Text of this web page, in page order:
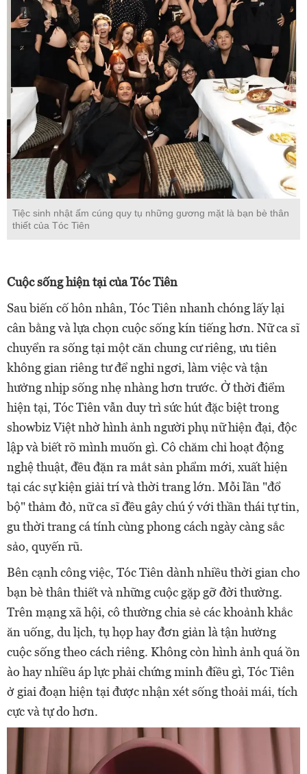
Tiệc sinh nhật ấm cúng quy tụ những gương mặt là bạn bè thân
thiết của Tóc Tiên
Cuộc sống hiện tại của Tóc Tiên
Sau biến cố hôn nhân, Tóc Tiên nhanh chóng lấy lại
cân bằng và lựa chọn cuộc sống kín tiếng hơn. Nữ ca sĩ
chuyển ra sống tại một căn chung cư riêng, ưu tiên
không gian riêng tư để nghỉ ngơi, làm việc và tận
hưởng nhịp sống nhẹ nhàng hơn trước. Ở thời điểm
hiện tại, Tóc Tiên vẫn duy trì sức hút đặc biệt trong
showbiz Việt nhờ hình ảnh người phụ nữ hiện đại, độc
lập và biết rõ mình muốn gì. Cô chăm chỉ hoạt động
nghệ thuật, đều đặn ra mắt sản phẩm mới, xuất hiện
tại các sự kiện giải trí và thời trang lớn. Mỗi lần "đổ
bộ" thảm đỏ, nữ ca sĩ đều gây chú ý với thần thái tự tin,
gu thời trang cá tính cùng phong cách ngày càng sắc
sảo, quyến rũ.
Bên cạnh công việc, Tóc Tiên dành nhiều thời gian cho
bạn bè thân thiết và những cuộc gặp gỡ đời thường.
Trên mạng xã hội, cô thường chia sẻ các khoảnh khắc
ăn uống, du lịch, tụ họp hay đơn giản là tận hưởng
cuộc sống theo cách riêng. Không còn hình ảnh quá ồn
ào hay nhiều áp lực phải chứng minh điều gì, Tóc Tiên
ở giai đoạn hiện tại được nhận xét sống thoải mái, tích
cực và tự do hơn.